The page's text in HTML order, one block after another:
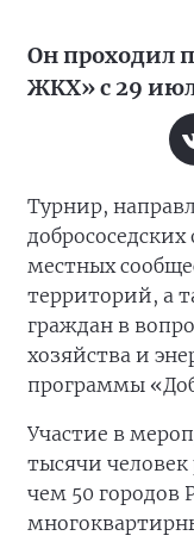
Он проходил
ЖКХ» с 29
Турнир,
местных
территорий, а
граждан в
хозяйства и
программы
Участие в
тысячи человек
чем 50 городов